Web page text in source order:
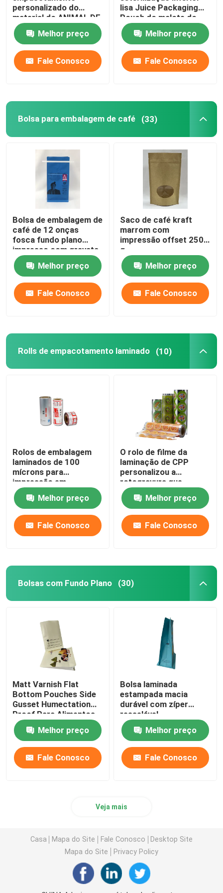
Malote detergente líquido
saco de empacotamento de mylar
Rice Packaging Bag
Etiquetas de empacotamento da etiqueta
personalizado do
material do ANIMAL DE
ESTIMAÇÃO do malote
do bico acima do saco
do bico
Melhor preço
Fale Conosco
lisa Juice Packaging
Pouch do malote do
bico da retorta
Melhor preço
Fale Conosco
Bolsa para embalagem de café (33)
Bolsa de embalagem de
café de 12 onças
fosca fundo plano
impresso com gravata
de estanho
Melhor preço
Fale Conosco
Saco de café kraft
marrom com
impressão offset 250
g
Melhor preço
Fale Conosco
Rolls de empacotamento laminado (10)
Rolos de embalagem
laminados de 100
mícrons para
impressão em
rotogravura Rolo de
filme laminado
Melhor preço
Fale Conosco
O rolo de filme da
laminação de CPP
personalizou a
rotogravura que
imprime o rolo de
estratificação da folha
Melhor preço
Fale Conosco
Bolsas com Fundo Plano (30)
Matt Varnish Flat
Bottom Pouches Side
Gusset Humectation
Proof Para Alimentos
de Arroz
Melhor preço
Fale Conosco
Bolsa laminada
estampada macia
durável com zíper
resselável
Melhor preço
Fale Conosco
Veja mais
Casa Mapa do Site Fale Conosco
Desktop Site
Mapa do Site
Privacy Policy